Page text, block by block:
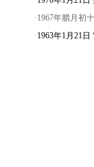
·1967年腊月初
·1963年1月21日